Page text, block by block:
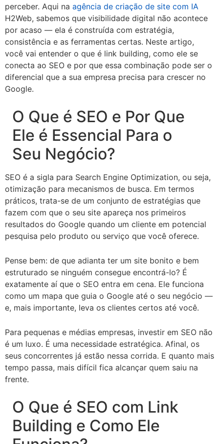
perceber. Aqui na agência de criação de site com IA
H2Web, sabemos que visibilidade digital não acontece
por acaso — ela é construída com estratégia,
consistência e as ferramentas certas. Neste artigo,
você vai entender o que é link building, como ele se
conecta ao SEO e por que essa combinação pode ser o
diferencial que a sua empresa precisa para crescer no
Google.
O Que é SEO e Por Que
Ele é Essencial Para o
Seu Negócio?
SEO é a sigla para Search Engine Optimization, ou seja,
otimização para mecanismos de busca. Em termos
práticos, trata-se de um conjunto de estratégias que
fazem com que o seu site apareça nos primeiros
resultados do Google quando um cliente em potencial
pesquisa pelo produto ou serviço que você oferece.
Pense bem: de que adianta ter um site bonito e bem
estruturado se ninguém consegue encontrá-lo? É
exatamente aí que o SEO entra em cena. Ele funciona
como um mapa que guia o Google até o seu negócio —
e, mais importante, leva os clientes certos até você.
Para pequenas e médias empresas, investir em SEO não
é um luxo. É uma necessidade estratégica. Afinal, os
seus concorrentes já estão nessa corrida. E quanto mais
tempo passa, mais difícil fica alcançar quem saiu na
frente.
O Que é SEO com Link
Building e Como Ele